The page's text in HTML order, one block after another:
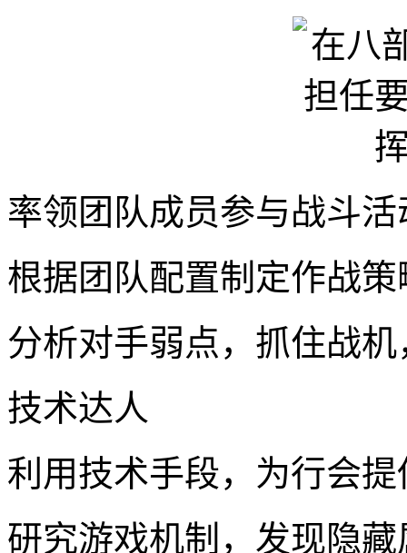
率领团队成员参与战斗活
根据团队配置制定作战
分析对手弱点，抓住战
技术达人
利用技术手段，为行会
研究游戏机制，发现隐